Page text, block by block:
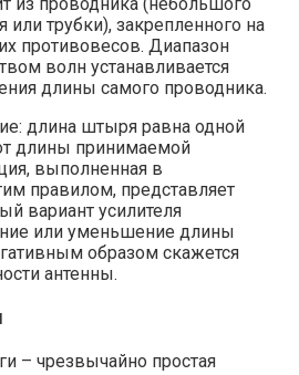
трубки), закрепленного на
противовесов. Диапазон
волн устанавливается
длины самого проводника.
длина штыря равна одной
длины принимаемой
выполненная в
правилом, представляет
вариант усилителя
или уменьшение длины
образом скажется
антенны.
– чрезвычайно простая